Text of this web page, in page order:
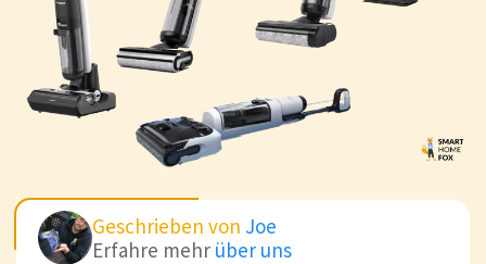
Geschrieben von Joe
Erfahre mehr über uns